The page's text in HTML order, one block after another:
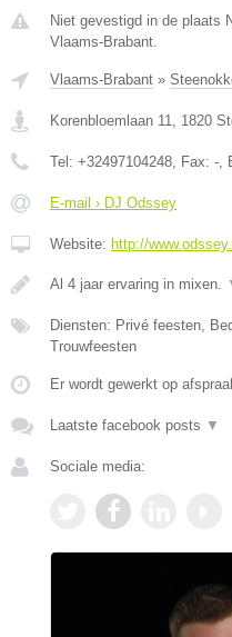
Niet gevestigd in de plaats
Vlaams-Brabant.
Vlaams-Brabant »
Korenbloemlaan 11 1820
Tel: +32497104248 , Fax: -
E-mail › DJ Odssey
Website: http://
Al 4 jaar ervaring in mixen.
Diensten: Privé feesten,
Trouwfeesten
Er wordt gewerkt op
Laatste facebook posts ▼
Sociale media: